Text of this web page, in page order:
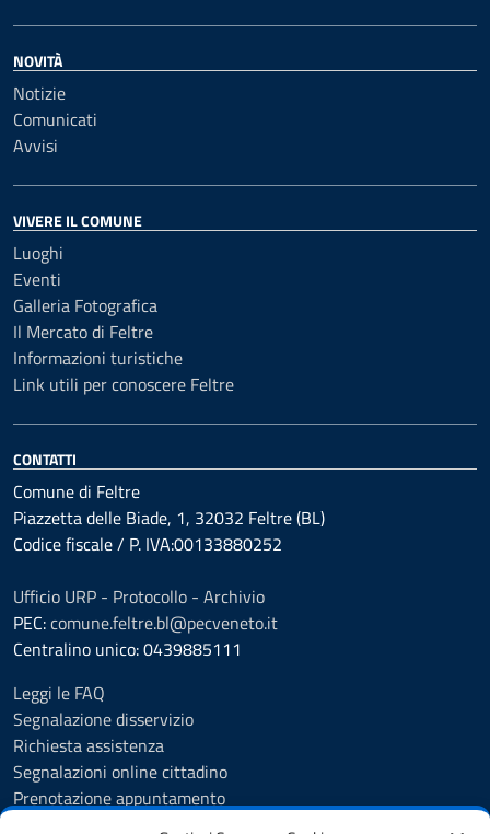
NOVITÀ
Notizie
Comunicati
Avvisi
VIVERE IL COMUNE
Luoghi
Eventi
Galleria Fotografica
Il Mercato di Feltre
Informazioni turistiche
Link utili per conoscere Feltre
CONTATTI
Comune di Feltre
Piazzetta delle Biade, 1, 32032 Feltre (BL)
Codice fiscale / P. IVA:00133880252
Ufficio URP - Protocollo - Archivio
PEC:comune.feltre.bl@pecveneto.it
Centralino unico: 0439885111
Leggi le FAQ
Segnalazione disservizio
Richiesta assistenza
Segnalazioni online cittadino
Prenotazione appuntamento